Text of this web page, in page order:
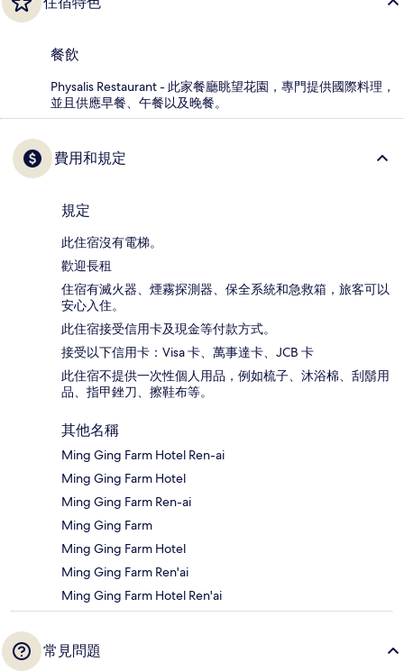
餐飲
Physalis Restaurant - 此家餐廳眺望花園，專門提供國際料理，
並且供應早餐、午餐以及晚餐。
費用和規定
規定
此住宿沒有電梯。
歡迎長租
住宿有滅火器、煙霧探測器、保全系統和急救箱，旅客可以
安心入住。
此住宿接受信用卡及現金等付款方式。
接受以下信用卡：Visa 卡、萬事達卡、JCB 卡
此住宿不提供一次性個人用品，例如梳子、沐浴棉、刮鬍用
品、指甲銼刀、擦鞋布等。
其他名稱
Ming Ging Farm Hotel Ren-ai
Ming Ging Farm Hotel
Ming Ging Farm Ren-ai
Ming Ging Farm
Ming Ging Farm Hotel
Ming Ging Farm Ren'ai
Ming Ging Farm Hotel Ren'ai
常見問題